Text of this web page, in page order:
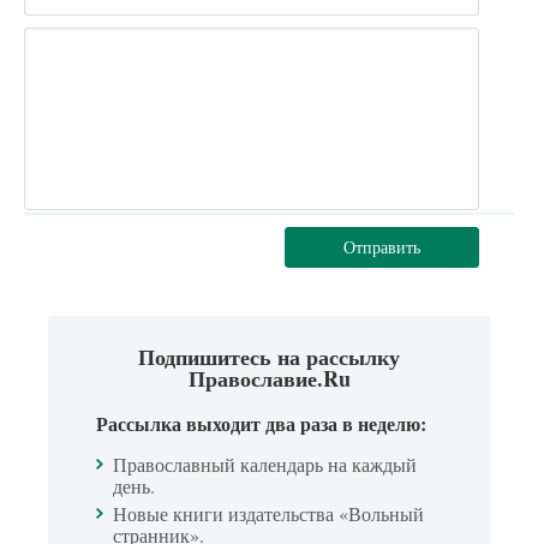
Отправить
Подпишитесь на рассылку
Православие.Ru
Рассылка выходит два раза в неделю:
Православный календарь на каждый
день.
Новые книги издательства «Вольный
странник».